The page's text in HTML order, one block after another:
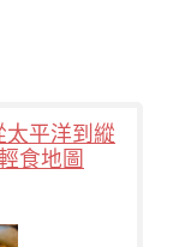
太平洋到縱
食地圖